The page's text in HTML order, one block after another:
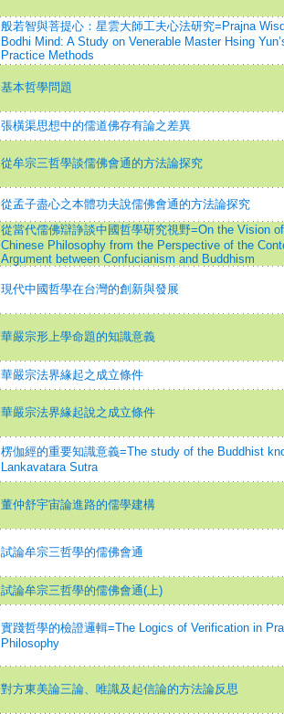
般若智與菩提心：星雲大師工夫心法研究=Prajna
Bodhi Mind: A Study on Venerable Master Hsing
Practice Methods
基本哲學問題
張橫渠思想中的儒道佛存有論之差異
從牟宗三哲學談儒佛會通的方法論探究
從孟子盡心之本體功夫說儒佛會通的方法論探究
從當代儒佛辯諍談中國哲學研究視野=On the Vision
Chinese Philosophy from the Perspective of the
Argument between Confucianism and Buddhism
現代中國哲學在台灣的創新與發展
華嚴宗形上學命題的知識意義
華嚴宗法界緣起之成立條件
華嚴宗法界緣起說之成立條件
楞伽經的重要知識意義=The study of the Buddhist
Lankavatara Sutra
董仲舒宇宙論進路的儒學建構
試論牟宗三哲學的儒佛會通
試論牟宗三哲學的儒佛會通(上)
實踐哲學的檢證邏輯=The Logics of Verification in
Philosophy
對方東美論三論、唯識及起信論的方法論反思